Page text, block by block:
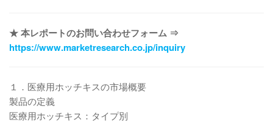
★ 本レポートのお問い合わせフォーム ⇒
https://www.marketresearch.co.jp/inquiry
１．医療用ホッチキスの市場概要
製品の定義
医療用ホッチキス：タイプ別